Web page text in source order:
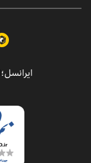
ایرانسل؛